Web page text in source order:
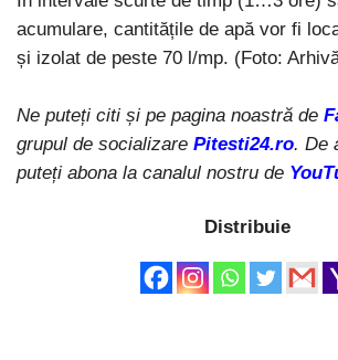
acumulare, cantitățile de apă vor fi
și izolat de peste 70 l/mp. (Foto:
Ne puteți citi și pe pagina noastră de
grupul de socializare Pitesti24.ro. De
puteți abona la canalul nostru de
Distribuie